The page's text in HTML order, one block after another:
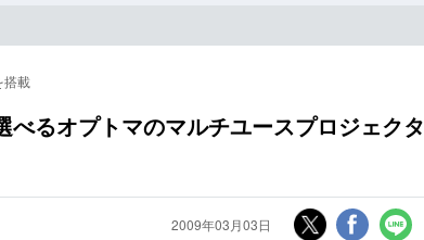
搭載
べるオプトマのマルチユースプロジェクタ
2009年03月03日